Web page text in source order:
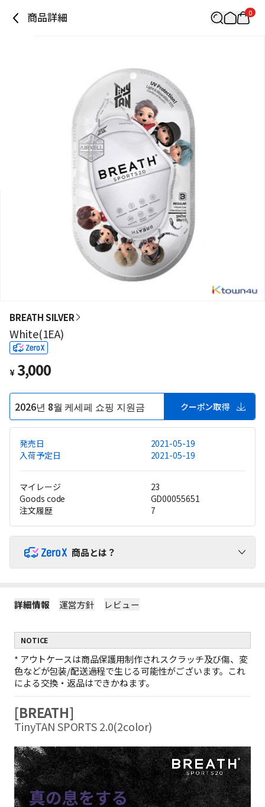
商品詳細 0
BREATH SILVER
White(1EA)
¥ 3,000
2026년 8월 케세페 쇼핑 지원금 クーポン取得
発売日
2021-05-19
入荷予定日
2021-05-19
マイレージ
23
Goods code
GD00055651
注文履歴
7
商品とは？
ZeroX商品と他の商品を一緒にご購入いただくと、送料は他の商
品にのみかかります。
（ZeroX商品には送料がかかりません。）
2 ZeroX商品だけを購入する場合、最小送料が適用されます。
ZeroX商品だけをご購入いただくと、最も軽い商品1点を基準に最
小送料のみがかかります。
例：ZeroX 1個の送料 = ZeroX 10個の送料
3ZeroX商品だけで10,000円以上お買い上げの場合、送料無料と
なります。
1回の注文でZeroX商品だけを10,000円以上購入すると、送料は完
全に無料になります！
（ZeroX以外の商品が含まれている場合、送料無料は適用されま
せん。）
詳細情報 運営方針 レビュー
NOTICE
* アウトケースは商品保護用制作されスクラッチ及び傷、変
色などが包装/配送過程で生じる可能性がございます。これ
による交換・返品はできかねます。
[BREATH]
TinyTAN SPORTS 2.0(2color)